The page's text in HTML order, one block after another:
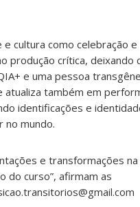
cultura como celebração e
produção crítica, deixando
e uma pessoa
também em
identificações e
no mundo.
e transformações
do curso”, afirmam as